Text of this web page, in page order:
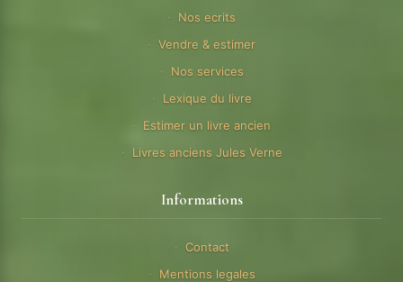
Nos ecrits
Vendre & estimer
Nos services
Lexique du livre
Estimer un livre ancien
Livres anciens Jules Verne
Informations
Contact
Mentions legales